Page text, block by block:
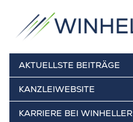
AKTUELLSTE BEITRÄGE
KANZLEIWEBSITE
KARRIERE BEI WINHELLER